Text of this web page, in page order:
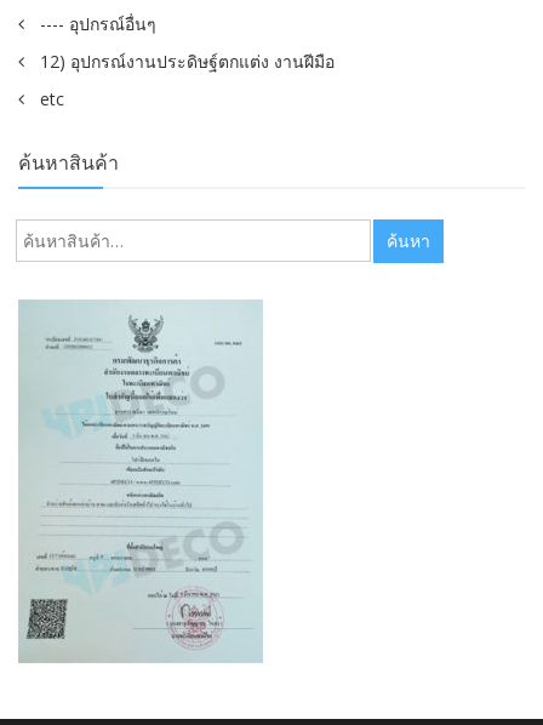
---- อุปกรณ์อื่นๆ
12) อุปกรณ์งานประดิษฐ์ตกแต่ง งานฝีมือ
etc
ค้นหาสินค้า
ค้นหา: ค้นหา